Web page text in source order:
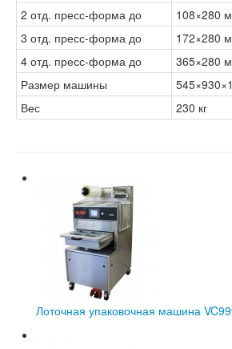
2 отд. пресс-форма до
108×280
3 отд. пресс-форма до
172×280
4 отд. пресс-форма до
365×280
Размер машины
Вес
230 кг
Лоточная упаковочная машина